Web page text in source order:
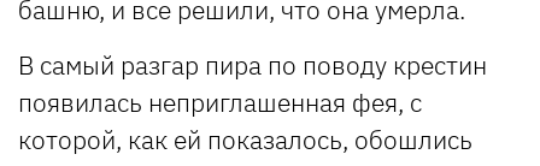
башню, и все решили, что она умерла.
В самый разгар пира по поводу крестин
появилась неприглашенная фея, с
которой, как ей показалось, обошлись